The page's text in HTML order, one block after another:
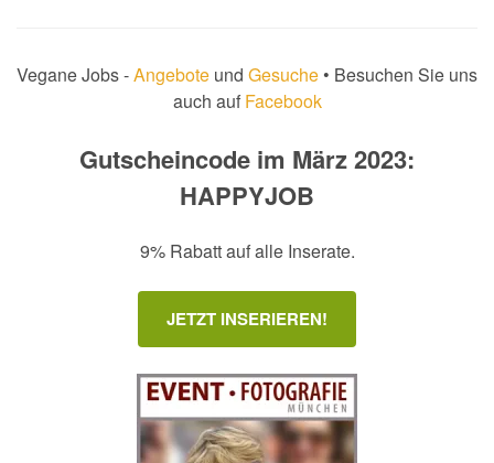
Vegane Jobs -Angebote und Gesuche • Besuchen Sie uns
auch auf Facebook
Gutscheincode im März 2023:
HAPPYJOB
9% Rabatt auf alle Inserate.
JETZT INSERIEREN!